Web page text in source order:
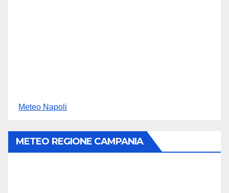
Meteo Napoli
METEO REGIONE CAMPANIA